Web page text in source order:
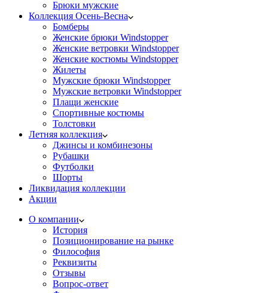
Брюки мужские
Коллекция Осень-Весна
Бомберы
Женские брюки Windstopper
Женские ветровки Windstopper
Женские костюмы Windstopper
Жилеты
Мужские брюки Windstopper
Мужские ветровки Windstopper
Плащи женские
Спортивные костюмы
Толстовки
Летняя коллекция
Джинсы и комбинезоны
Рубашки
Футболки
Шорты
Ликвидация коллекции
Акции
О компании
История
Позиционирование на рынке
Философия
Реквизиты
Отзывы
Вопрос-ответ